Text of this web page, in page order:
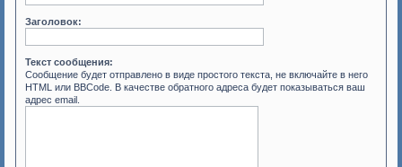
Заголовок:
Текст сообщения:
Сообщение будет отправлено в виде простого текста, не включайте в него
HTML или BBCode. В качестве обратного адреса будет показываться ваш
адрес email.